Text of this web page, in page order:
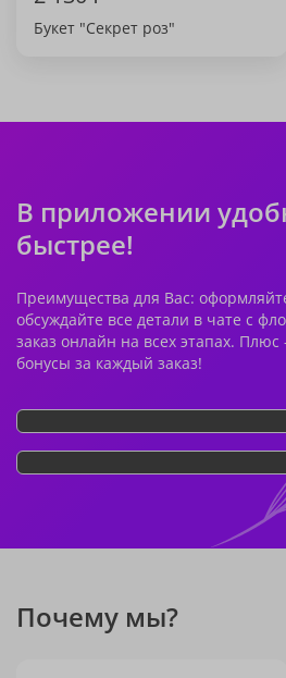
Букет "Секрет роз"
В приложении
быстрее!
Преимущества для Вас:
обсуждайте все детали в чате с
заказ онлайн на всех этапах.
бонусы за каждый заказ!
Почему мы?